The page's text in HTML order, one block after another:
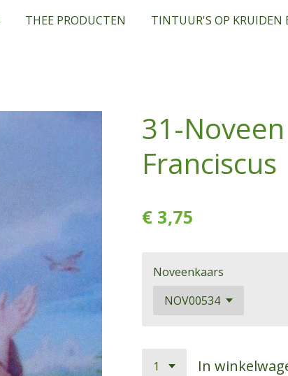
THEE PRODUCTEN TINTUUR'S OP KRUIDEN
31-
Franciscus
€ 3,75
Noveenkaars
In